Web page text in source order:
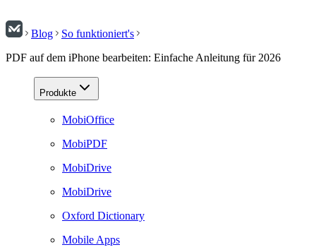
Blog
So funktioniert's
PDF auf dem iPhone bearbeiten: Einfache Anleitung für 2026
Produkte
MobiOffice
MobiPDF
MobiDrive
MobiDrive
Oxford Dictionary
Mobile Apps